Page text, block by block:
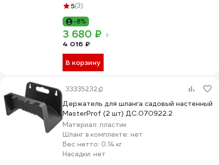
5(3)
-8%
3 680 ₽
4 016 ₽
В корзину
33335232
Держатель для шланга садовый настенный
MasterProf (2 шт) ДС.070922.2
Материал: пластик
Шланг в комплекте: нет
Вес нетто: 0.14 кг
Насадки: нет